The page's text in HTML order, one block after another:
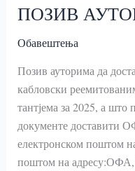
ПОЗИВ
Обавештења
Позив ауторима да
кабловски
тантјема за 2025, а што
документе доставити
електронском поштом
поштом на адресу:ОФА,